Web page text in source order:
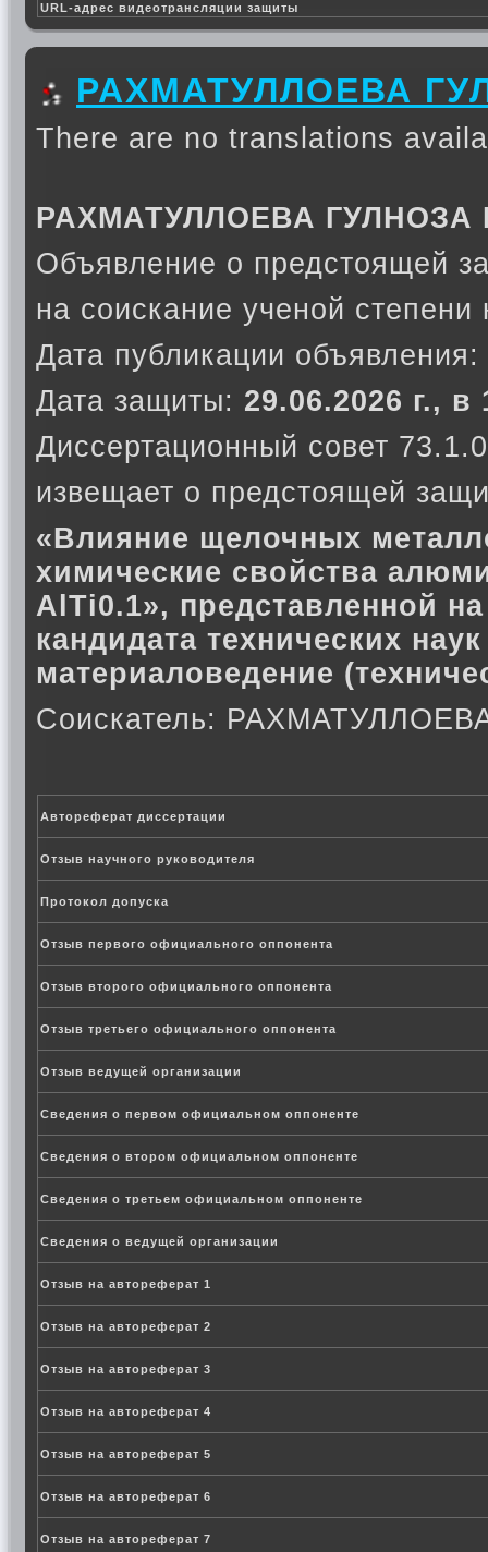
URL-адрес видеотрансляции защиты
РАХМАТУЛЛОЕВА
There are no translations
РАХМАТУЛЛОЕВА ГУЛНОЗА
Объявление о предстоящей
на соискание ученой степени
Дата публикации объявления:
Дата защиты: 29.06.2026 г., в
Диссертационный совет
извещает о предстоящей
«Влияние щелочных
химические свойства
AlTi0.1», представленной
кандидата технических
материаловедение
Соискатель:
Автореферат диссертации
Отзыв научного руководителя
Протокол допуска
Отзыв первого официального оппонента
Отзыв второго официального оппонента
Отзыв третьего официального оппонента
Отзыв ведущей организации
Сведения о первом официальном оппоненте
Сведения о втором официальном оппоненте
Сведения о третьем официальном оппоненте
Сведения о ведущей организации
Отзыв на автореферат 1
Отзыв на автореферат 2
Отзыв на автореферат 3
Отзыв на автореферат 4
Отзыв на автореферат 5
Отзыв на автореферат 6
Отзыв на автореферат 7